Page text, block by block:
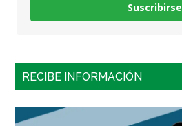
Suscribirse
RECIBE INFORMACIÓN